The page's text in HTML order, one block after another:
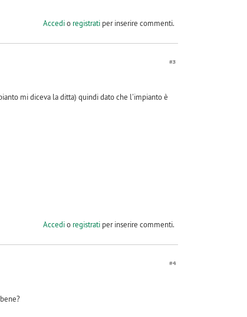
Accedio registratiper inserire commenti.
#3
mi diceva la ditta) quindi dato che l'impianto è
Accedio registratiper inserire commenti.
#4